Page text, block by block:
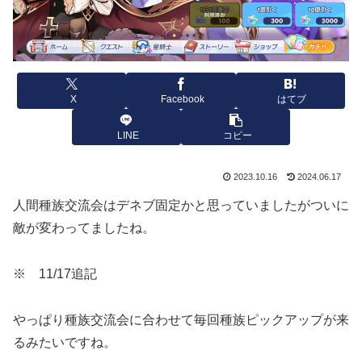
X Facebook はてブ
LINE コピー
2023.10.16 2024.06.17
人間種族交流会はデネブ固定かと思っていましたがついに
敵が変わってましたね。
※ 11/17追記
やっぱり種族交流会に合わせて毎回種族ピックアップが来
るみたいですね。